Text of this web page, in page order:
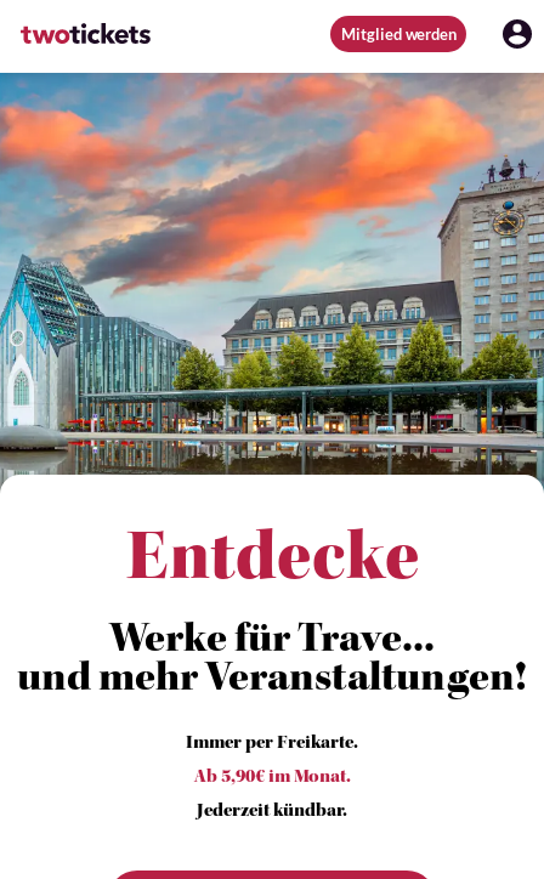
Mitglied werden
Entdecke
Werke für Trave...
und mehr Veranstaltungen!
Immer per Freikarte.
Ab 5,90€ im Monat.
Jederzeit kündbar.